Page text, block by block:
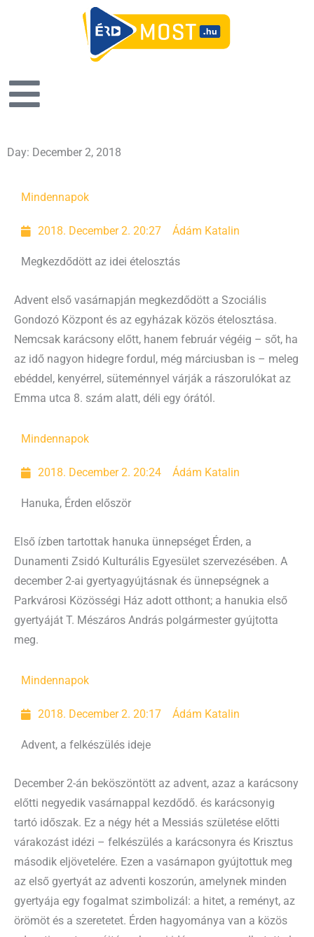
Day: December 2, 2018
Mindennapok
2018. December 2. 20:27 Ádám Katalin
Megkezdődött az idei ételosztás
Advent első vasárnapján megkezdődött a Szociális
Gondozó Központ és az egyházak közös ételosztása.
Nemcsak karácsony előtt, hanem február végéig – sőt, ha
az idő nagyon hidegre fordul, még márciusban is – meleg
ebéddel, kenyérrel, süteménnyel várják a rászorulókat az
Emma utca 8. szám alatt, déli egy órától.
Mindennapok
2018. December 2. 20:24 Ádám Katalin
Hanuka, Érden először
Első ízben tartottak hanuka ünnepséget Érden, a
Dunamenti Zsidó Kulturális Egyesület szervezésében. A
december 2-ai gyertyagyújtásnak és ünnepségnek a
Parkvárosi Közösségi Ház adott otthont; a hanukia első
gyertyáját T. Mészáros András polgármester gyújtotta
meg.
Mindennapok
2018. December 2. 20:17 Ádám Katalin
Advent, a felkészülés ideje
December 2-án beköszöntött az advent, azaz a karácsony
előtti negyedik vasárnappal kezdődő. és karácsonyig
tartó időszak. Ez a négy hét a Messiás születése előtti
várakozást idézi – felkészülés a karácsonyra és Krisztus
második eljövetelére. Ezen a vasárnapon gyújtottuk meg
az első gyertyát az adventi koszorún, amelynek minden
gyertyája egy fogalmat szimbolizál: a hitet, a reményt, az
örömöt és a szeretetet. Érden hagyománya van a közös